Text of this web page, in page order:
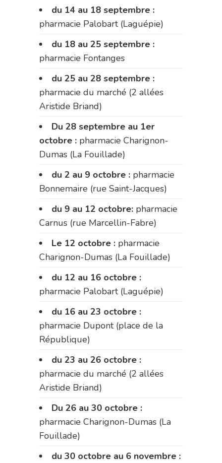
du 14 au 18 septembre :
pharmacie Palobart (Laguépie)
du 18 au 25 septembre :
pharmacie Fontanges
du 25 au 28 septembre :
pharmacie du marché (2 allées
Aristide Briand)
Du 28 septembre au 1er
octobre : pharmacie Charignon-
Dumas (La Fouillade)
du 2 au 9 octobre : pharmacie
Bonnemaire (rue Saint-Jacques)
du 9 au 12 octobre: pharmacie
Carnus (rue Marcellin-Fabre)
Le 12 octobre : pharmacie
Charignon-Dumas (La Fouillade)
du 12 au 16 octobre :
pharmacie Palobart (Laguépie)
du 16 au 23 octobre :
pharmacie Dupont (place de la
République)
du 23 au 26 octobre :
pharmacie du marché (2 allées
Aristide Briand)
Du 26 au 30 octobre :
pharmacie Charignon-Dumas (La
Fouillade)
du 30 octobre au 6 novembre :